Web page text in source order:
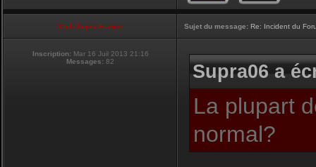
Club Supra France Sujet du message: Re: Incident du
Inscription: Mar 16 Juil 2013 21:16
Messages: 82 Supra06 a
La plupart
normal?